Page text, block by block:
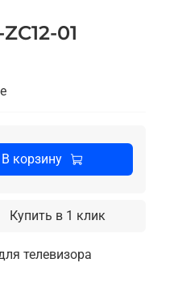
01
В корзину
Купить в 1 клик
телевизора